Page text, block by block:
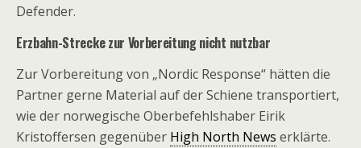
Defender.
Erzbahn-Strecke zur Vorbereitung nicht nutzbar
Zur Vorbereitung von „Nordic Response“ hätten die
Partner gerne Material auf der Schiene transportiert,
wie der norwegische Oberbefehlshaber Eirik
Kristoffersen gegenüber High North News erklärte.